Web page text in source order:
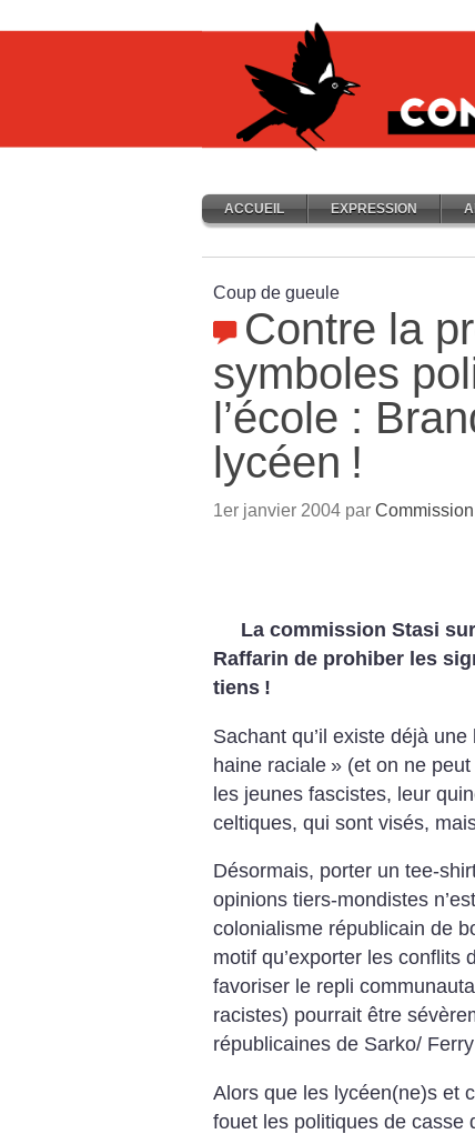
ACCUEIL EXPRESSION
Coup de gueule
Contre la
symboles
l’école :
lycéen !
1er janvier 2004 par
La commission Stasi
Raffarin de prohiber les
tiens !
Sachant qu’il existe déjà
haine raciale » (et on ne
les jeunes fascistes, leur
celtiques, qui sont visés,
Désormais, porter un tee-
opinions tiers-mondistes
colonialisme républicain de
motif qu’exporter les conflits
favoriser le repli
racistes) pourrait être
républicaines de Sarko/ Ferry
Alors que les lycéen(ne)s et
fouet les politiques de casse